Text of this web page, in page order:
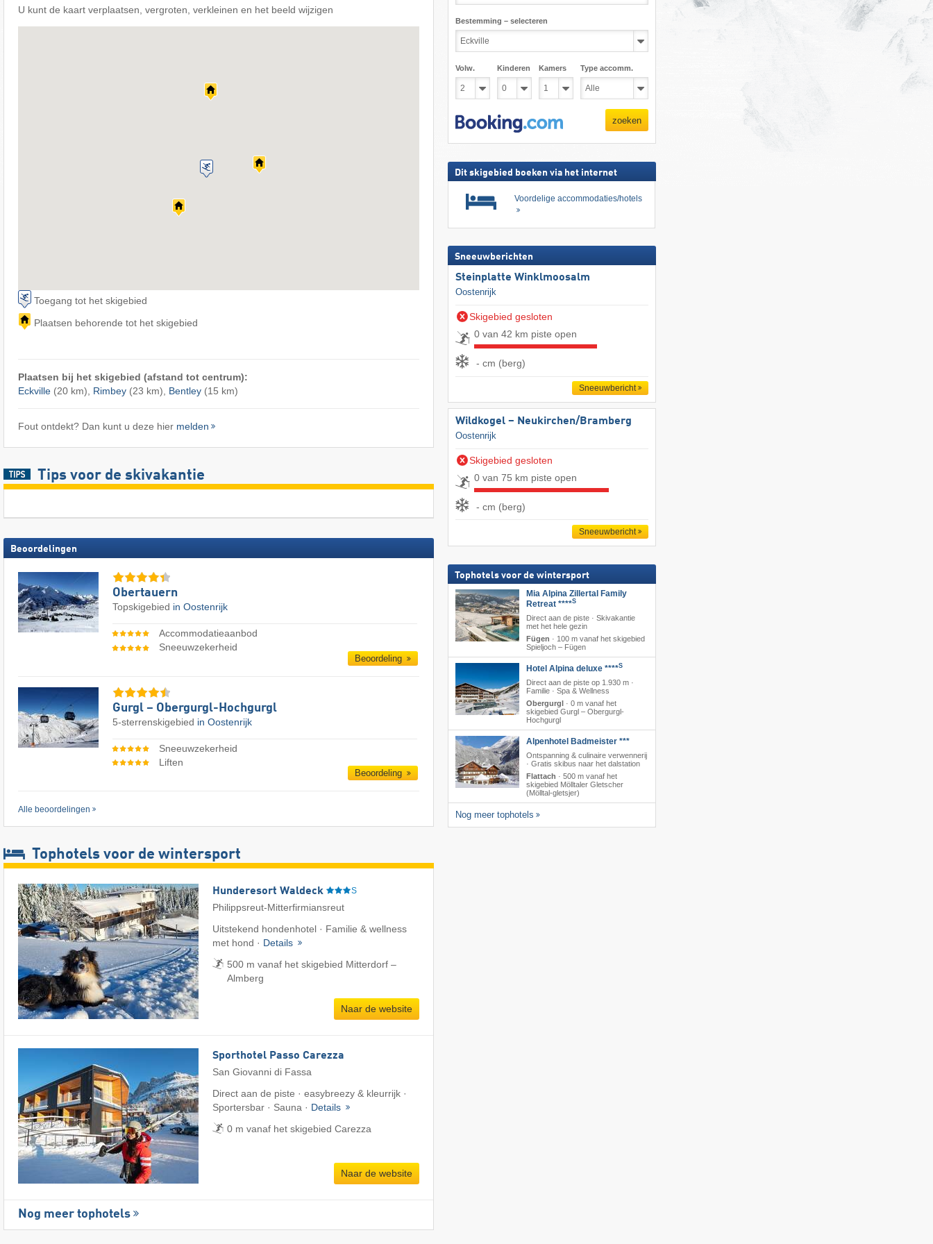
U kunt de kaart verplaatsen, vergroten, verkleinen en het beeld wijzigen
Toegang tot het skigebied
Plaatsen behorende tot het skigebied
Plaatsen bij het skigebied (afstand tot centrum):
Eckville(20 km), Rimbey(23 km), Bentley(15 km)
Fout ontdekt? Dan kunt u deze hier melden
Tips voor de skivakantie
Beoordelingen
Obertauern
Topskigebied in Oostenrijk
Accommodatieaanbod
Sneeuwzekerheid
Beoordeling
Gurgl – Obergurgl-Hochgurgl
5-sterrenskigebied in Oostenrijk
Sneeuwzekerheid
Liften
Beoordeling
Alle beoordelingen
Tophotels voor de wintersport
Hunderesort Waldeck S
Philippsreut-Mitterfirmiansreut
Uitstekend hondenhotel · Familie & wellness
met hond · Details
500 m vanaf het skigebied Mitterdorf –
Almberg
Naar de website
Sporthotel Passo Carezza
San Giovanni di Fassa
Direct aan de piste · easybreezy & kleurrijk ·
Sportersbar · Sauna · Details
0 m vanaf het skigebied Carezza
Naar de website
Nog meer tophotels
Bestemming – selecteren
Volw. Kinderen Kamers Type accomm.
zoeken
Dit skigebied boeken via het internet
Voordelige accommodaties/hotels
Sneeuwberichten
Steinplatte Winklmoosalm
Oostenrijk
Skigebied gesloten
0 van 42 km piste open
- cm (berg)
Sneeuwbericht
Wildkogel – Neukirchen/​Bramberg
Oostenrijk
Skigebied gesloten
0 van 75 km piste open
- cm (berg)
Sneeuwbericht
Tophotels voor de wintersport
Mia Alpina Zillertal Family
Retreat ****S
Direct aan de piste · Skivakantie
met het hele gezin
Fügen · 100 m vanaf het skigebied
Spieljoch – Fügen
Hotel Alpina deluxe ****S
Direct aan de piste op 1.930 m ·
Familie · Spa & Wellness
Obergurgl· 0 m vanaf het
skigebied Gurgl – Obergurgl-
Hochgurgl
Alpenhotel Badmeister ***
Ontspanning & culinaire verwennerij
· Gratis skibus naar het dalstation
Flattach · 500 m vanaf het
skigebied Mölltaler Gletscher
(Mölltal-gletsjer)
Nog meer tophotels